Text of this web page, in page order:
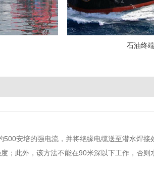
石油终
安培的强电流，并将绝缘电缆送至潜水焊
；此外，该方法不能在90米深以下工作，否